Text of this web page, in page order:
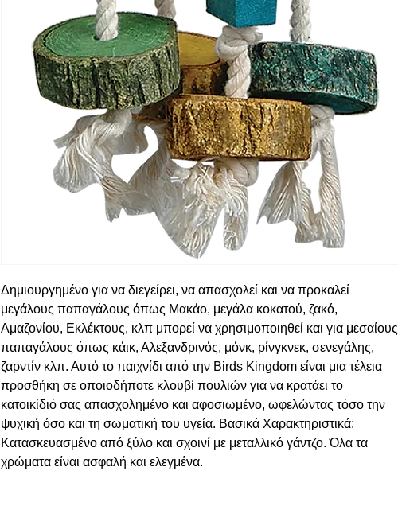
Δημιουργημένο για να διεγείρει, να απασχολεί και να προκαλεί
μεγάλους παπαγάλους όπως Μακάο, μεγάλα κοκατού, ζακό,
Αμαζονίου, Εκλέκτους, κλπ μπορεί να χρησιμοποιηθεί και για μεσαίους
παπαγάλους όπως κάικ, Αλεξανδρινός, μόνκ, ρίνγκνεκ, σενεγάλης,
ζαρντίν κλπ. Αυτό το παιχνίδι από την Birds Kingdom είναι μια τέλεια
προσθήκη σε οποιοδήποτε κλουβί πουλιών για να κρατάει το
κατοικίδιό σας απασχολημένο και αφοσιωμένο, ωφελώντας τόσο την
ψυχική όσο και τη σωματική του υγεία. Βασικά Χαρακτηριστικά:
Κατασκευασμένο από ξύλο και σχοινί με μεταλλικό γάντζο. Όλα τα
χρώματα είναι ασφαλή και ελεγμένα.